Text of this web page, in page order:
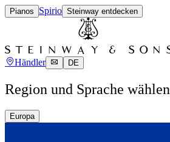
Pianos Spirio Steinway entdecken
Händler DE
Region und Sprache wählen
Europa